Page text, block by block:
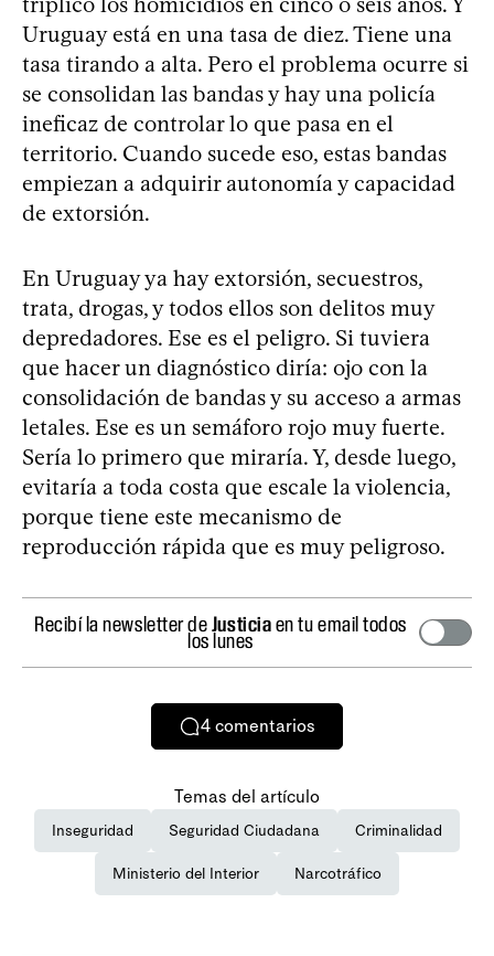
Uruguay está en una tasa de diez. Tiene una
tasa tirando a alta. Pero el problema ocurre si
se consolidan las bandas y hay una policía
ineficaz de controlar lo que pasa en el
territorio. Cuando sucede eso, estas bandas
empiezan a adquirir autonomía y capacidad
de extorsión.
En Uruguay ya hay extorsión, secuestros,
trata, drogas, y todos ellos son delitos muy
depredadores. Ese es el peligro. Si tuviera
que hacer un diagnóstico diría: ojo con la
consolidación de bandas y su acceso a armas
letales. Ese es un semáforo rojo muy fuerte.
Sería lo primero que miraría. Y, desde luego,
evitaría a toda costa que escale la violencia,
porque tiene este mecanismo de
reproducción rápida que es muy peligroso.
Recibí la newsletter deJusticiaen tu email todos
los lunes
4 comentarios
Temas del artículo
Inseguridad Seguridad Ciudadana Criminalidad
Ministerio del Interior Narcotráfico